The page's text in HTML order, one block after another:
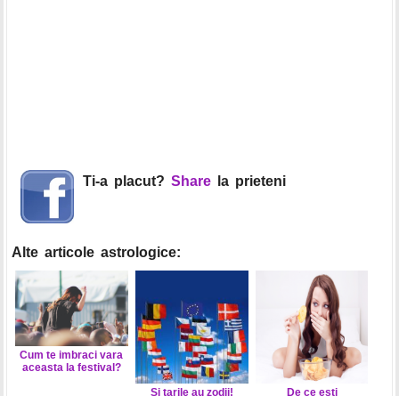
Ti-a placut? Share la prieteni
Alte articole astrologice:
Cum te imbraci vara
aceasta la festival?
Si tarile au zodii! De ce esti